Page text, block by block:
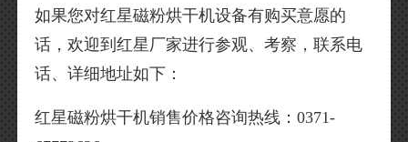
如果您对红星磁粉烘干机设备有购买意愿的
话，欢迎到红星厂家进行参观、考察，联系电
话、详细地址如下：
红星磁粉烘干机销售价格咨询热线：0371-